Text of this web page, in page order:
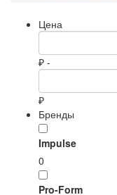
Цена
₽ -
₽
Бренды
Impulse
0
Pro-Form